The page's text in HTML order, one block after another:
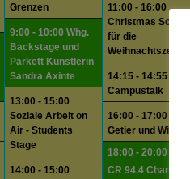
Grenzen
9:00 - 10:00 Whg.
Backstage und
Parkett Künstlerin
Sandra Axinte
13:00 - 15:00
Soziale Arbeit on
Air - Students
Stage
14:00 - 15:00
11:00 - 16:00
Christmas Songs
für die
Weihnachtszeit
14:15 - 14:55
Campustalk
16:00 - 17:00 Das
Getier und Wir
18:00 - 20:00
CR 94.4 Charts